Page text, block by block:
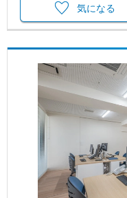
気になる